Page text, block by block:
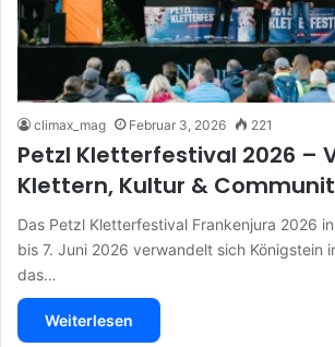
climax_mag Februar 3, 2026 221
Petzl Kletterfestival 2026 –
Klettern, Kultur &
Das Petzl Kletterfestival Frankenjura 2026
bis 7. Juni 2026 verwandelt sich Königstein
das…
Weiterlesen